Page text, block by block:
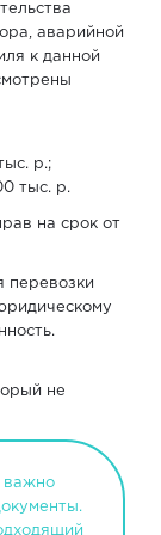
аварийной
к данной
р.;
тыс. р.
на срок от
перевозки
не
важно